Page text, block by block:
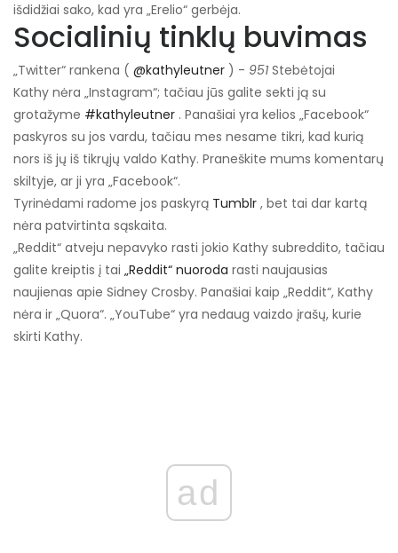
išdidžiai sako, kad yra „Erelio“ gerbėja.
Socialinių tinklų buvimas
„Twitter“ rankena ( @kathyleutner ) - 951 Stebėtojai
Kathy nėra „Instagram“; tačiau jūs galite sekti ją su
grotažyme #kathyleutner . Panašiai yra kelios „Facebook“
paskyros su jos vardu, tačiau mes nesame tikri, kad kurią
nors iš jų iš tikrųjų valdo Kathy. Praneškite mums komentarų
skiltyje, ar ji yra „Facebook“.
Tyrinėdami radome jos paskyrą Tumblr , bet tai dar kartą
nėra patvirtinta sąskaita.
„Reddit“ atveju nepavyko rasti jokio Kathy subreddito, tačiau
galite kreiptis į tai „Reddit“ nuoroda rasti naujausias
naujienas apie Sidney Crosby. Panašiai kaip „Reddit“, Kathy
nėra ir „Quora“. „YouTube“ yra nedaug vaizdo įrašų, kurie
skirti Kathy.
ad